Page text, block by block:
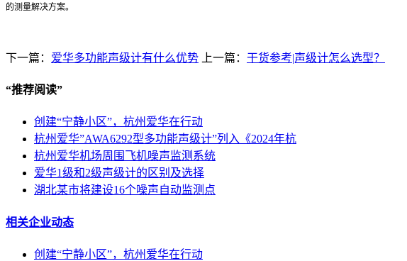
的测量解决方案。
下一篇： 爱华多功能声级计有什么优势 上一篇： 干货参考|声级计怎么选型？
“推荐阅读”
创建“宁静小区”，杭州爱华在行动
杭州爱华”AWA6292型多功能声级计”列入《2024年杭
杭州爱华机场周围飞机噪声监测系统
爱华1级和2级声级计的区别及选择
湖北某市将建设16个噪声自动监测点
相关企业动态
创建“宁静小区”，杭州爱华在行动